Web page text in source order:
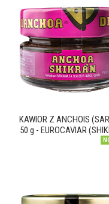
KAWIOR Z ANCHOIS
50 g - EUROCAVIAR